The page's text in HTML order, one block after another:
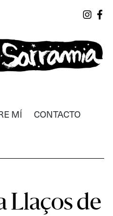
MÍ CONTACTO
Llaços de